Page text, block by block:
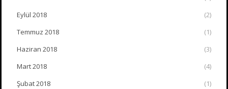
Eylül 2018
(2)
Temmuz 2018
(1)
Haziran 2018
(3)
Mart 2018
(4)
Şubat 2018
(1)